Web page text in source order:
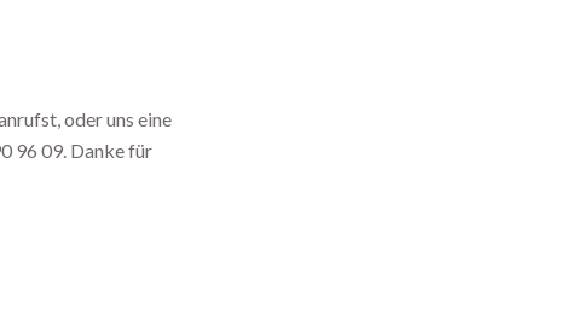
oder uns eine
96 09. Danke für